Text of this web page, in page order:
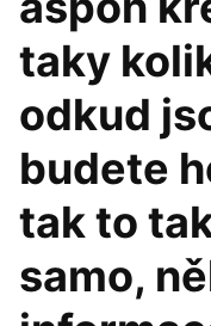
taky
odkud
budete
tak to
samo,